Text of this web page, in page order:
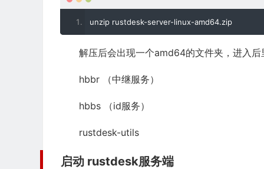
unzip rustdesk-server-linux-amd64.zip
解压后会出现一个amd64的文件夹，进入
hbbr （中继服务）
hbbs （id服务）
rustdesk-utils
启动 rustdesk服务端